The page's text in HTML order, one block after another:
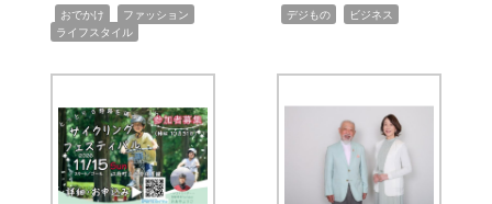
おでかけ ファッション
ライフスタイル
デジもの ビジネス